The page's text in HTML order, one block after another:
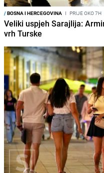
/BOSNA I HERCEGOVINA I PRIJE OKO 7H
Veliki uspjeh Sarajlija:
vrh Turske